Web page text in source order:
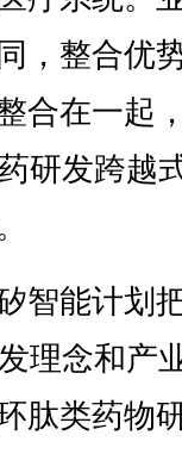
，整合优
合在一起
研发跨越
能计划
理念和产
肽类药物